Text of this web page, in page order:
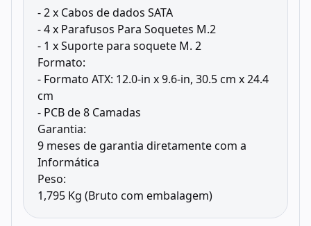
- 2 x Cabos de dados SATA
- 4 x Parafusos Para Soquetes M.2
- 1 x Suporte para soquete M. 2
Formato:
- Formato ATX: 12.0-in x 9.6-in, 30.5 cm x 24.4
cm
- PCB de 8 Camadas
Garantia:
9 meses de garantia diretamente com a
Informática
Peso:
1,795 Kg (Bruto com embalagem)